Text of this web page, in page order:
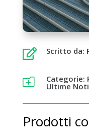
 Scritto da:
o Categorie:
Ultime
Prodotti